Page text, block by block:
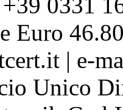
0331
Euro
| e-
Unico